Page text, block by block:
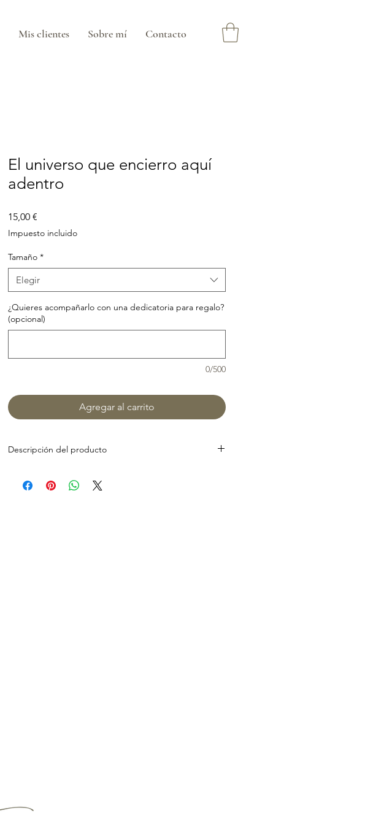
Mis clientes Sobre mí Contacto
El universo que encierro aquí
adentro
15,00 €
Impuesto incluido
Tamaño *
Elegir
¿Quieres acompañarlo con una dedicatoria para regalo?
(opcional)
0/500
Agregar al carrito
Descripción del producto
Colores intensos perfectamente integrados sobre el